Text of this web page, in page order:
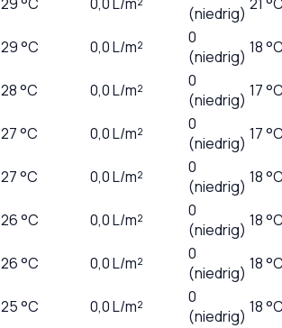
(niedrig)
29°C 0,0L/m²
0
(niedrig) 18
28°C 0,0L/m²
0
(niedrig) 17
27°C 0,0L/m²
0
(niedrig) 17
27°C 0,0L/m²
0
(niedrig) 18
26°C 0,0L/m²
0
(niedrig) 18
26°C 0,0L/m²
0
(niedrig) 18
25°C 0,0L/m²
0
(niedrig) 18